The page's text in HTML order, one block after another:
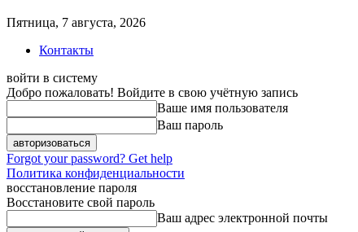
Пятница, 7 августа, 2026
Контакты
войти в систему
Добро пожаловать! Войдите в свою учётную запись
Ваше имя пользователя
Ваш пароль
Forgot your password? Get help
Политика конфиденциальности
восстановление пароля
Восстановите свой пароль
Ваш адрес электронной почты